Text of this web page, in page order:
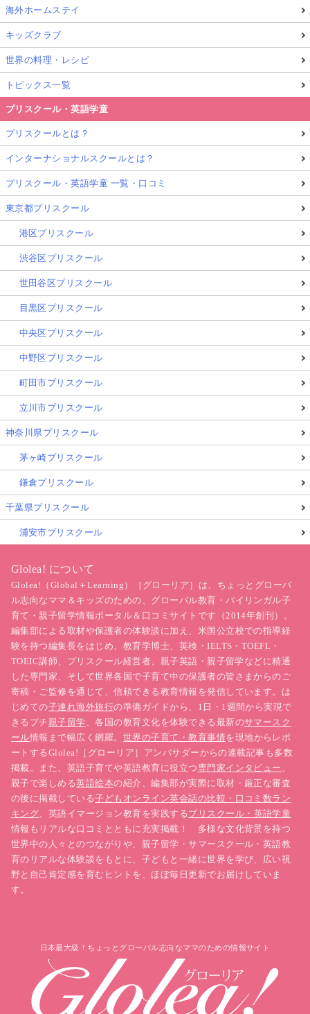
海外ホームステイ
キッズクラブ
世界の料理・レシピ
トピックス一覧
プリスクール・英語学童
プリスクールとは？
インターナショナルスクールとは？
プリスクール・英語学童 一覧・口コミ
東京都プリスクール
港区プリスクール
渋谷区プリスクール
世田谷区プリスクール
目黒区プリスクール
中央区プリスクール
中野区プリスクール
町田市プリスクール
立川市プリスクール
神奈川県プリスクール
茅ヶ崎プリスクール
鎌倉プリスクール
千葉県プリスクール
浦安市プリスクール
Glolea! について
Glolea!（Global＋Learning）［グローリア］は、ちょっとグローバ
ル志向なママ＆キッズのための、グローバル教育・バイリンガル子
育て・親子留学情報ポータル＆口コミサイトです（2014年創刊）。
編集部による取材や保護者の体験談に加え、米国公立校での指導経
験を持つ編集長をはじめ、教育学博士、英検・IELTS・TOEFL・
TOEIC講師、プリスクール経営者、親子英語・親子留学などに精通
した専門家、そして世界各国で子育て中の保護者の皆さまからのご
寄稿・ご監修を通じて、信頼できる教育情報を発信しています。は
じめての子連れ海外旅行の準備ガイドから、1日・1週間から実現で
きるプチ親子留学、各国の教育文化を体験できる最新のサマースク
ール情報まで幅広く網羅。 世界の子育て・教育事情を現地からレポ
ートするGlolea!［グローリア］アンバサダーからの連載記事も多数
掲載。また、英語子育てや英語教育に役立つ専門家インタビュー 、
親子で楽しめる英語絵本の紹介、編集部が実際に取材・厳正な審査
の後に掲載している子どもオンライン英会話の比較・口コミ数ラン
キング、英語イマージョン教育を実践するプリスクール・英語学童
情報もリアルな口コミとともに充実掲載！ 多様な文化背景を持つ
世界中の人々とのつながりや、親子留学・サマースクール・英語教
育のリアルな体験談をもとに、子どもと一緒に世界を学び、広い視
野と自己肯定感を育むヒントを、ほぼ毎日更新でお届けしていま
す。
日本最大級！ちょっとグローバル志向なママのための情報サイト